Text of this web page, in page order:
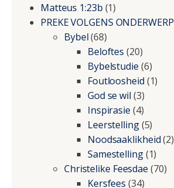
Matteus 1:23b (1)
PREKE VOLGENS ONDERWERP
Bybel(68)
Beloftes (20)
Bybelstudie (6)
Foutloosheid (1)
God se wil (3)
Inspirasie (4)
Leerstelling(5)
Noodsaaklikheid(2)
Samestelling(1)
Christelike Feesdae (70)
Kersfees (34)